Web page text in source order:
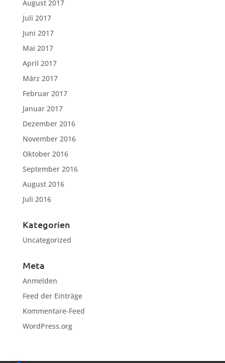
August 2017
Juli 2017
Juni 2017
Mai 2017
April 2017
März 2017
Februar 2017
Januar 2017
Dezember 2016
November 2016
Oktober 2016
September 2016
August 2016
Juli 2016
Kategorien
Uncategorized
Meta
Anmelden
Feed der Einträge
Kommentare-Feed
WordPress.org